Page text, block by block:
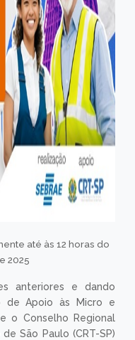
até às 12 horas do
2025
anteriores e dando
de Apoio às Micro e
e o Conselho Regional
São Paulo (CRT-SP)